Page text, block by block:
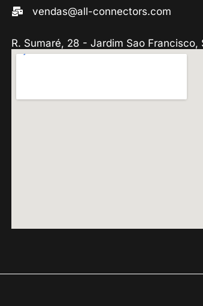
vendas@all-connectors.com
R. Sumaré, 28 - Jardim Sao